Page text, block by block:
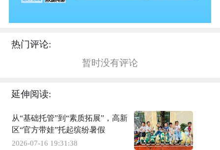
热门评论:
暂时没有评论
延伸阅读:
从“基础托管”到“素质拓展”，高新
区“官方带娃”托起缤纷暑假
2026-07-16 19:31:38